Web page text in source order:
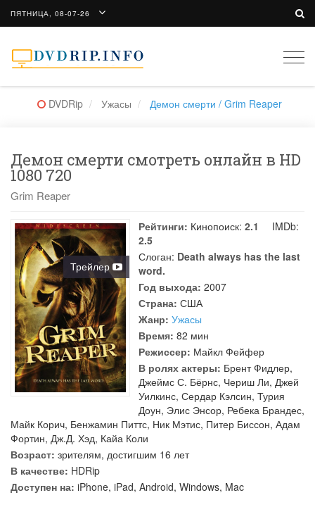
ПЯТНИЦА, 08-07-26
DVDRip Ужасы Демон смерти / Grim Reaper
Демон смерти смотреть онлайн в HD
1080 720
Grim Reaper
Трейлер
Рейтинги: Кинопоиск: 2.1
IMDb:
2.5
Слоган: Death always has the last
word.
Год выхода: 2007
Страна: США
Жанр: Ужасы
Время: 82 мин
Режиссер: Майкл Фейфер
В ролях актеры: Брент Фидлер,
Джеймс С. Бёрнс, Чериш Ли, Джей
Уилкинс, Сердар Кэлсин, Турия
Доун, Элис Энсор, Ребека Брандес,
Майк Корич, Бенжамин Питтс, Ник Мэтис, Питер Биссон, Адам
Фортин, Дж.Д. Хэд, Кайа Коли
Возраст: зрителям, достигшим 16 лет
В качестве: HDRip
Доступен на: iPhone, iPad, Android, Windows, Mac